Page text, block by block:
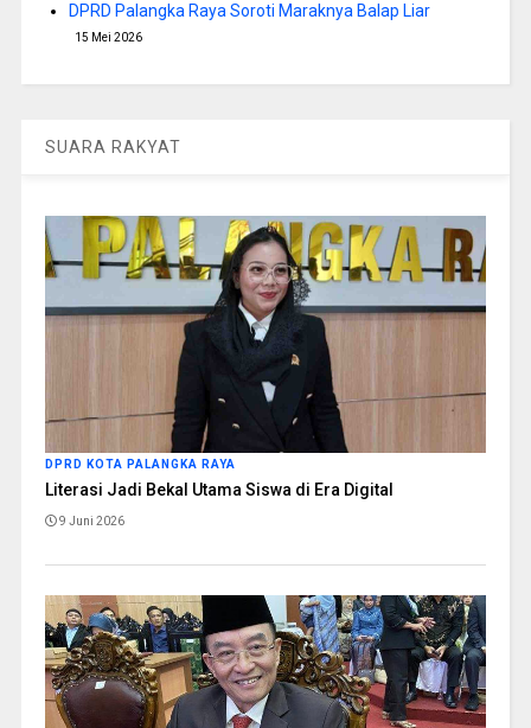
DPRD Palangka Raya Soroti Maraknya Balap Liar
15 Mei 2026
SUARA RAKYAT
DPRD KOTA PALANGKA RAYA
Literasi Jadi Bekal Utama Siswa di Era Digital
9 Juni 2026